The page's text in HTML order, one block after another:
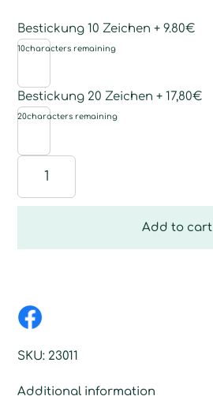
Bestickung 10 Zeichen + 9.80€
10characters remaining
Bestickung 20 Zeichen + 17,80€
20characters remaining
quantity
Add to cart
SKU: 23011
Additional information